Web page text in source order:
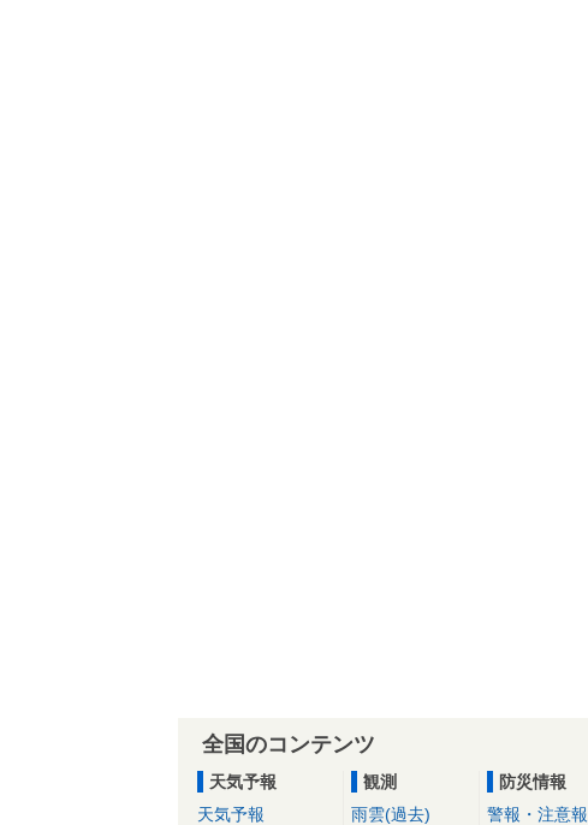
全国のコンテンツ
天気予報
天気予報
観測
雨雲(過去)
防災情報
警報・注意報